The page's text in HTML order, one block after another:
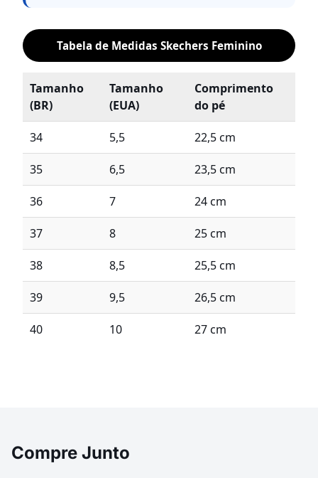
Tabela de Medidas Skechers Feminino
Tamanho
(BR)
Tamanho
(EUA)
Comprimento
do pé
34 5,5 22,5 cm
35 6,5 23,5 cm
36 7 24 cm
37 8 25 cm
38 8,5 25,5 cm
39 9,5 26,5 cm
40 10 27 cm
Compre Junto